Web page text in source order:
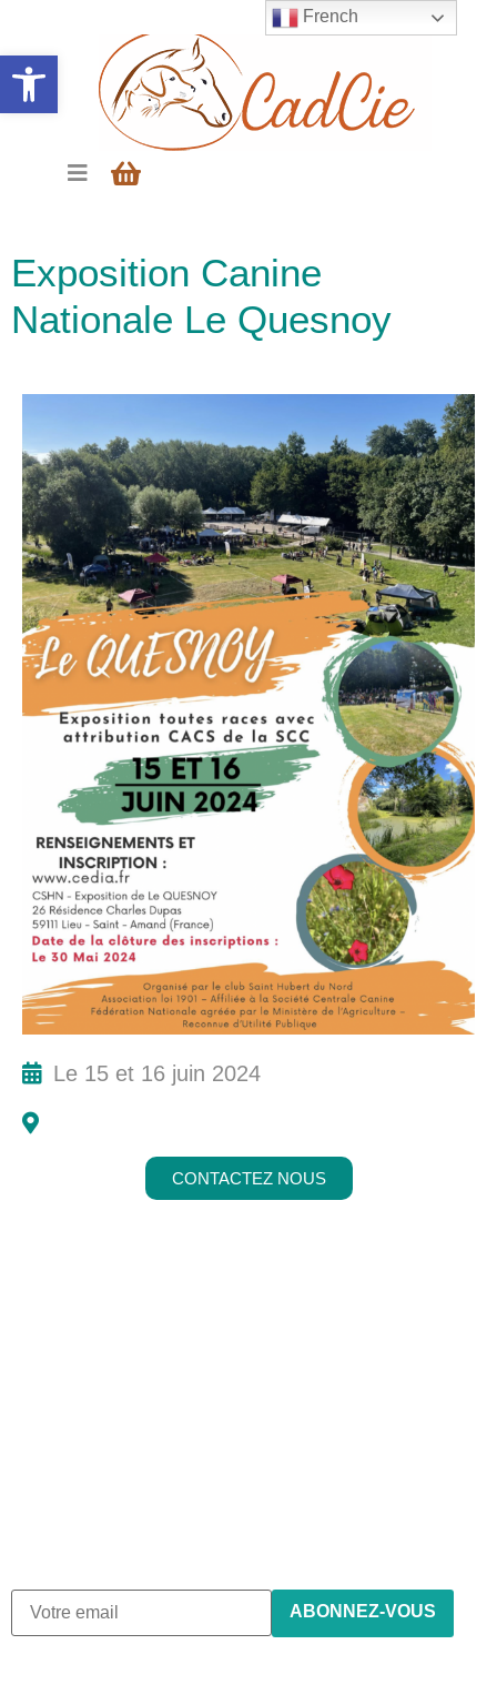
Ouvrir la barre d’outils
Exposition Canine
Nationale Le Quesnoy
Le 15 et 16 juin 2024
CONTACTEZ NOUS
French